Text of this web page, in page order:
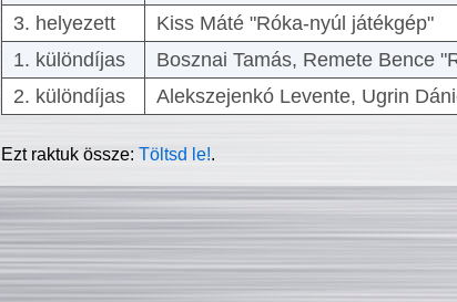
3. helyezett
Kiss Máté "Róka-nyúl játékgép"
1. különdíjas
Bosznai Tamás, Remete Bence
2. különdíjas
Alekszejenkó Levente, Ugrin
Ezt raktuk össze:Töltsd le!.